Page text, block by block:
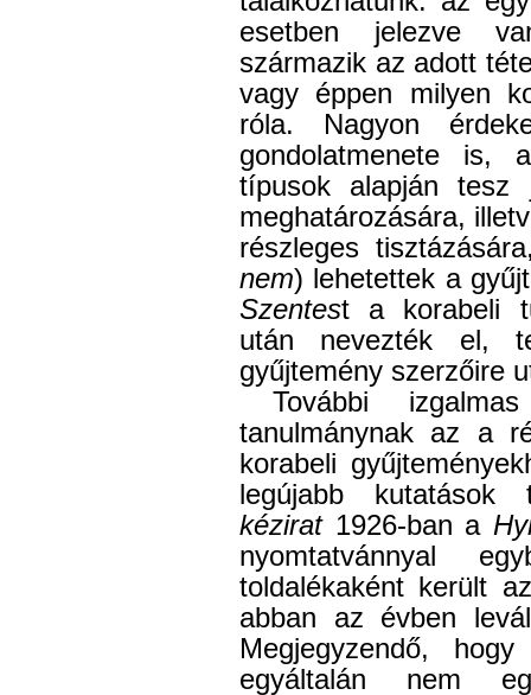
esetben jelezve
származik az adott
vagy éppen milyen
róla. Nagyon
gondolatmenete is,
típusok alapján tesz
meghatározására,
részleges
nem) lehetettek a
Szentest a korabeli
után nevezték el,
gyűjtemény szerzőire
További
tanulmánynak az a
korabeli
legújabb
kézirat1926-ban a
nyomtatvánnyal
toldalékaként került
abban az évben
Megjegyzendő,
egyáltalán nem